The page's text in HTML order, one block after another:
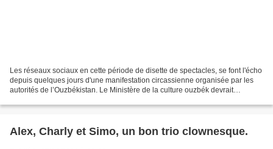
Les réseaux sociaux en cette période de disette de spectacles, se font l'écho
depuis quelques jours d'une manifestation circassienne organisée par les
autorités de l’Ouzbékistan. Le Ministère de la culture ouzbék devrait
Alex, Charly et Simo, un bon trio clownesque.